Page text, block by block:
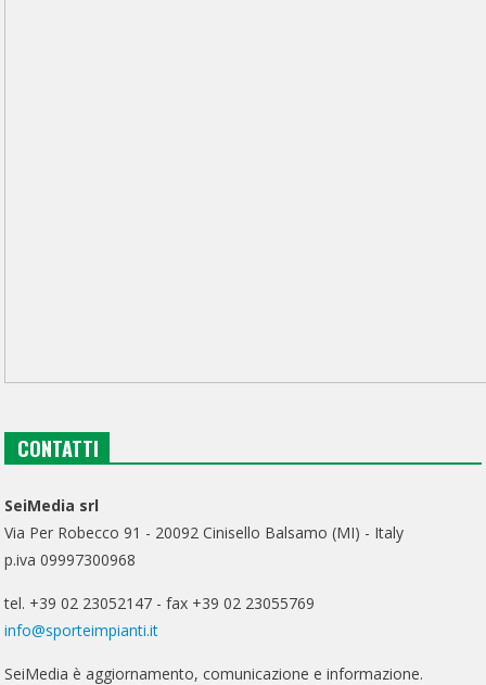
CONTATTI
SeiMedia srl
Via Per Robecco 91 - 20092 Cinisello Balsamo (MI) - Italy
p.iva 09997300968
tel. +39 02 23052147 - fax +39 02 23055769
info@sporteimpianti.it
SeiMedia è aggiornamento, comunicazione e informazione.